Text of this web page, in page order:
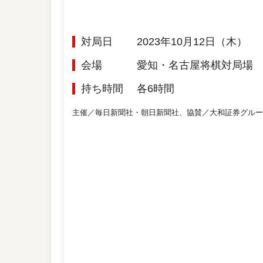
対局日
2023年10月12日（木）
会場
愛知・名古屋将棋対局場
持ち時間
各6時間
主催／毎日新聞社・朝日新聞社、協賛／大和証券グル